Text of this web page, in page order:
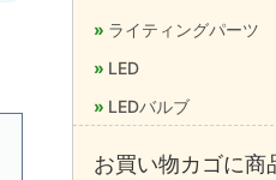
ライティングパーツ
LED
LEDバルブ
お買い物カゴに商